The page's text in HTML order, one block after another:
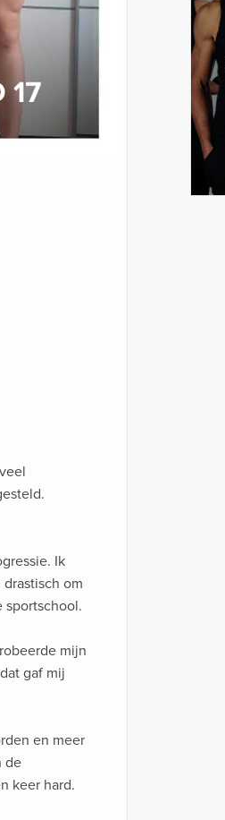
Ik
om
sportschool.
mijn
gaf mij
en meer
de
keer hard.